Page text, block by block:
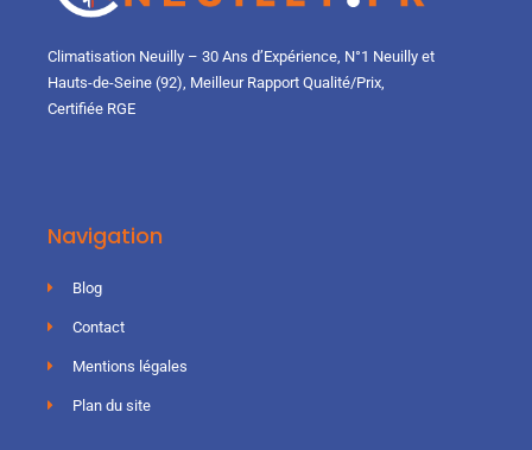
Climatisation Neuilly – 30 Ans d’Expérience, N°1 Neuilly et
Hauts-de-Seine (92), Meilleur Rapport Qualité/Prix,
Certifiée RGE
Navigation
Blog
Contact
Mentions légales
Plan du site